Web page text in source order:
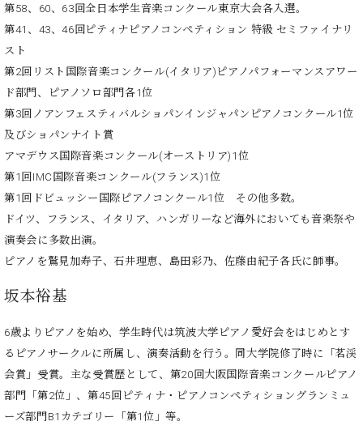
ホ
フ
ン
ラ
デ
ィ
シ
ョ
W.
フ
ィ
ジ
ョ
ン
営
業
ン
ー
タ
ッ
フ
ご
挨
技
術
者
介
展示
情報
【ユ
ーロ
第58、60、63回全日本学生音楽コンクール東京大会各入選。
第41、43、46回ピティナピアノコンペティション 特級 セミファイナリ
スト
第2回リスト国際音楽コンクール(イタリア)ピアノパフォーマンスアワー
ド部門、ピアノソロ部門各1位
第3回ノアンフェスティバルショパンインジャパンピアノコンクール1位
及びショパンナイト賞
アマデウス国際音楽コンクール(オーストリア)1位
第1回IMC国際音楽コンクール(フランス)1位
第1回ドビュッシー国際ピアノコンクール1位 その他多数。
ドイツ、フランス、イタリア、ハンガリーなど海外においても音楽祭や
演奏会に多数出演。
ピアノを鷲見加寿子、石井理恵、島田彩乃、佐藤由紀子各氏に師事。
坂本裕基
6歳よりピアノを始め、学生時代は筑波大学ピアノ愛好会をはじめとす
るピアノサークルに所属し、演奏活動を行う。同大学院修了時に「茗渓
会賞」受賞。主な受賞歴として、第20回大阪国際音楽コンクールピアノ
部門「第2位」、第45回ピティナ・ピアノコンペティショングランミュ
ーズ部門B1カテゴリー「第1位」等。